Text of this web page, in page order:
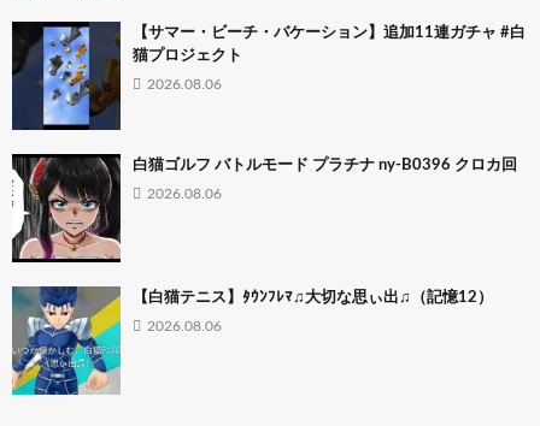
【サマー・ビーチ・バケーション】追加11連ガチャ #白
猫プロジェクト
2026.08.06
白猫ゴルフ バトルモード プラチナ ny-B0396 クロカ回
2026.08.06
【白猫テニス】ﾀｳﾝﾌﾚﾏ♫大切な思ぃ出♫（記憶12）
2026.08.06